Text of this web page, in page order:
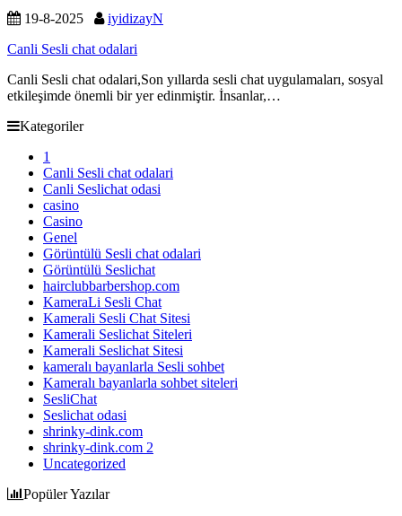
19-8-2025
iyidizayN
Canli Sesli chat odalari
Canli Sesli chat odalari,Son yıllarda sesli chat uygulamaları, sosyal
etkileşimde önemli bir yer edinmiştir. İnsanlar,…
Kategoriler
1
Canli Sesli chat odalari
Canli Seslichat odasi
casino
Casino
Genel
Görüntülü Sesli chat odalari
Görüntülü Seslichat
hairclubbarbershop.com
KameraLi Sesli Chat
Kamerali Sesli Chat Sitesi
Kamerali Seslichat Siteleri
Kamerali Seslichat Sitesi
kameralı bayanlarla Sesli sohbet
Kameralı bayanlarla sohbet siteleri
SesliChat
Seslichat odasi
shrinky-dink.com
shrinky-dink.com 2
Uncategorized
Popüler Yazılar